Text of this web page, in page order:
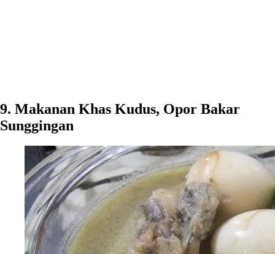
9. Makanan Khas Kudus, Opor Bakar
Sunggingan